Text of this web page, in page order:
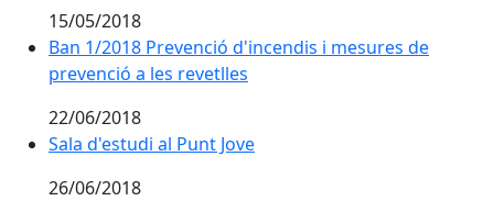
15/05/2018
Ban 1/2018 Prevenció d'incendis i mesures de
Ban 1/2018 Prevenció d'incendis i mesures de
prevenció a les revetlles
22/06/2018
Sala d'estudi al Punt Jove
26/06/2018